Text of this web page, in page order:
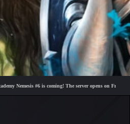
Nemesis #6 is coming! The server opens on Friday,